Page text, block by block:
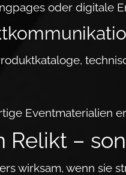
oder digitale
Event­ma­terialien
Relikt –
wirksam, wenn sie